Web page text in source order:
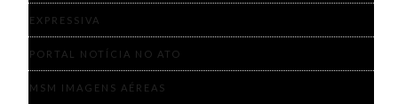
EXPRESSIVA
PORTAL NOTÍCIA NO ATO
MSM IMAGENS AÉREAS